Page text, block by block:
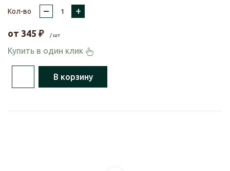
Кол-во – +
от 345 ₽ / шт
Купить в один клик
В корзину